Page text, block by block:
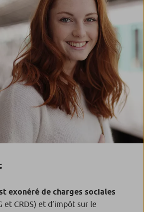
exonéré de charges sociales
et CRDS) et d’impôt sur le